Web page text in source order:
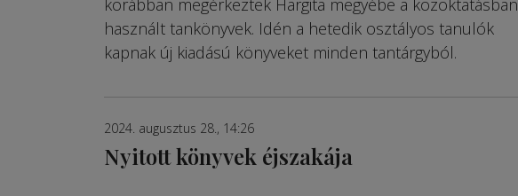
használt tankönyvek. Idén a hetedik osztályos tanulók
kapnak új kiadású könyveket minden tantárgyból.
2024. augusztus 28., 14:26
Nyitott könyvek éjszakája